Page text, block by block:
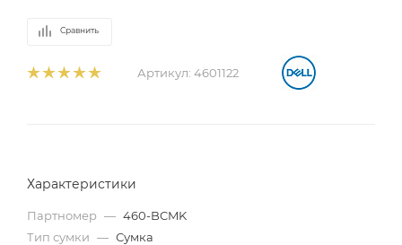
Сравнить
Артикул: 4601122
Характеристики
Партномер — 460-BCMK
Тип сумки — Сумка